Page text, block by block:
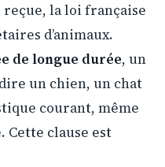
la loi française
d’animaux.
de longue durée, un
un chien, un chat
courant, même
clause est